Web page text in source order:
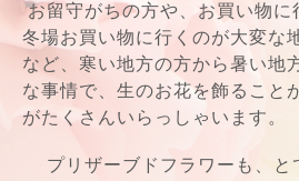
お留守がちの方や、お買い物に
冬場お買い物に行くのが大変な
など、寒い地方の方から暑い地
な事情で、生のお花を飾ること
がたくさんいらっしゃいます。
プリザーブドフラワーも、と